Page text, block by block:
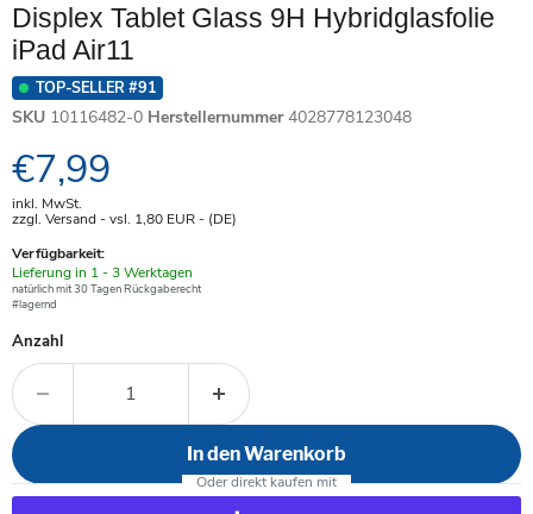
Displex Tablet Glass 9H Hybridglasfolie
iPad Air11
TOP-SELLER #91
SKU 10116482-0 Herstellernummer 4028778123048
Aktueller Preis
€7,99
inkl. MwSt.
zzgl. Versand - vsl. 1,80 EUR- (DE)
Verfügbarkeit:
Verfügbar
-
Lieferung in 1 - 3 Werktagen
natürlich mit 30 Tagen Rückgaberecht
#lagernd
Anzahl
In den Warenkorb